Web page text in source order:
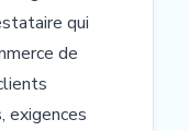
qui
de
exigences